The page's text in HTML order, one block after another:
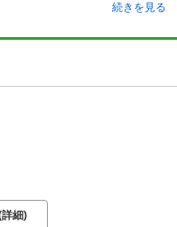
続きを見る
細)